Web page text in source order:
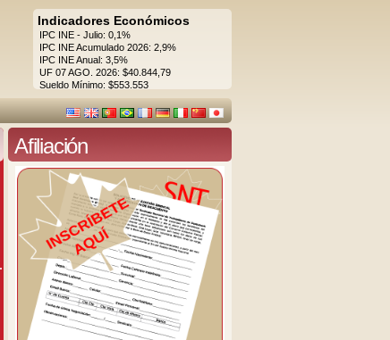
Indicadores Económicos
IPC INE - Julio: 0,1%
IPC INE Acumulado 2026: 2,9%
IPC INE Anual: 3,5%
UF 07 AGO. 2026: $40.844,79
Sueldo Mínimo: $553.553
Afiliación